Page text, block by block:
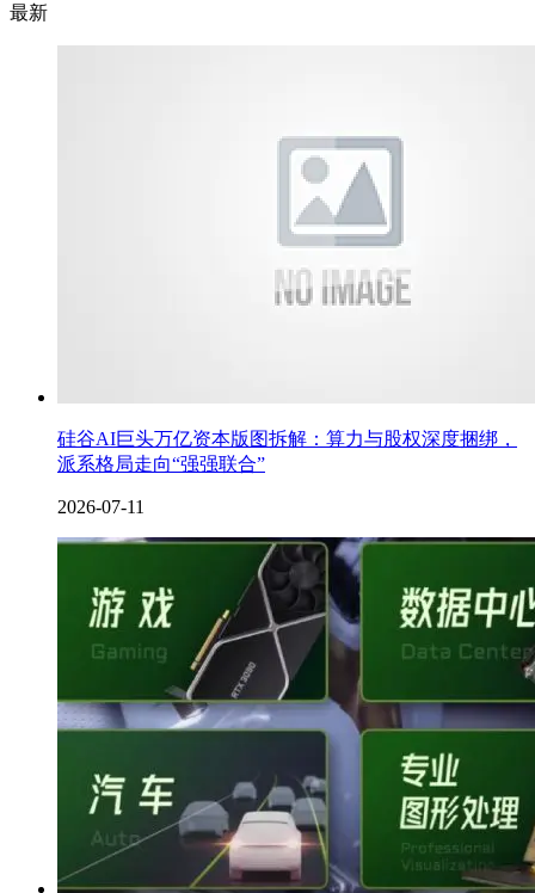
最新
硅谷AI巨头万亿资本版图拆解：算力与股权深度捆绑，
派系格局走向“强强联合”
2026-07-11